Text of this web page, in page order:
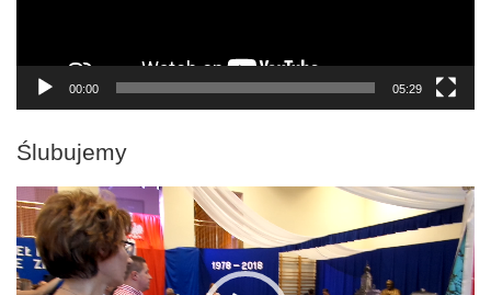
00:00 05:29
Ślubujemy
Odtwarzacz
video